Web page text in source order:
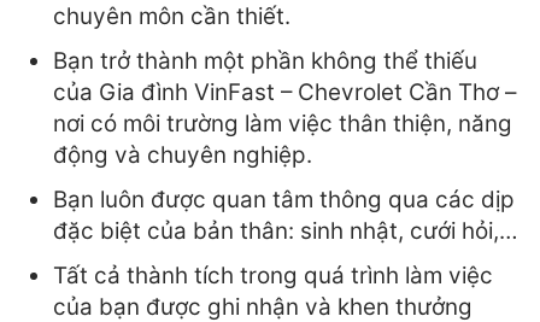
chuyên môn cần thiết.
Bạn trở thành một phần không thể thiếu
của Gia đình VinFast – Chevrolet Cần Thơ –
nơi có môi trường làm việc thân thiện, năng
động và chuyên nghiệp.
Bạn luôn được quan tâm thông qua các dịp
đặc biệt của bản thân: sinh nhật, cưới hỏi,…
Tất cả thành tích trong quá trình làm việc
của bạn được ghi nhận và khen thưởng